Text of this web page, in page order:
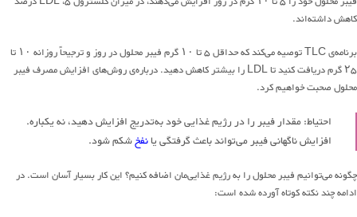
کاهش داشته‌اند.
برنامه‌ی TLC توصیه می‌کند که حداقل ۵ تا ۱۰ گرم فیبر محلول در روز و ترجیحاً روزانه ۱۰ تا
۲۵ گرم دریافت کنید تا LDL را بیشتر کاهش دهید. درباره‌ی روش‌های افزایش مصرف فیبر
محلول صحبت خواهیم کرد.
احتیاط: مقدار فیبر را در رژیم غذایی خود به‌تدریج افزایش دهید، نه یکباره.
افزایش ناگهانی فیبر می‌تواند باعث گرفتگی یانفخشکم شود.
چگونه می‌توانیم فیبر محلول را به رژیم غذایی‌مان اضافه کنیم؟ این کار بسیار آسان است. در
ادامه چند نکته کوتاه آورده شده است: